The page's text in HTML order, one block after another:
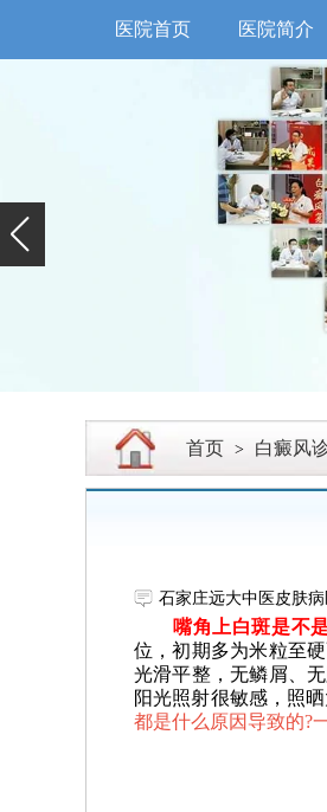
医院首页 医院简介
首页 > 白癜风
石家庄远大中医皮肤
嘴角上白斑是不
位，初期多为米粒至
光滑平整，无鳞屑、
阳光照射很敏感，照
都是什么原因导致的?